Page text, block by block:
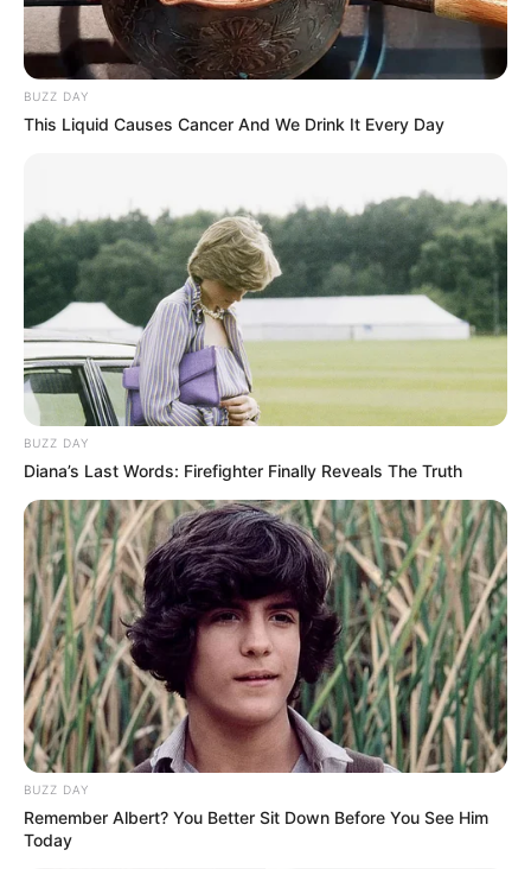
BUZZ DAY
This Liquid Causes Cancer And We Drink It Every Day
BUZZ DAY
Diana’s Last Words: Firefighter Finally Reveals The Truth
BUZZ DAY
Remember Albert? You Better Sit Down Before You See Him
Today